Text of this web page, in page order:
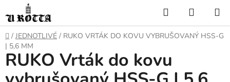
na
obsah
Hledat
KOŠÍK
DOMŮ
/ JEDNOTLIVÉ / RUKO VRTÁK DO KOVU VYBRUŠOVANÝ HSS-G
| 5,6 MM
RUKO Vrták do kovu